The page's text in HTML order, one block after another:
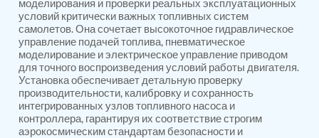
PSA Nitrogen Generation Plant
Dual Hydraulic Test System
Hydraulic Damper Test Bench Manufacturer
1000 Bar Hydraulic Proof Pressure Test Bench
Drive And Control Automation System
Main Rotor Actuator Test Rig
BMP Pump Test Rig
Refrigeration System
Heavy Duty Automatic Single Row Weapon
Disposal System
моделирования и проверки реальных эксплуатационных
условий критически важных топливных систем
самолетов. Она сочетает высокоточное гидравлическое
управление подачей топлива, пневматическое
моделирование и электрическое управление приводом
для точного воспроизведения условий работы двигателя.
Установка обеспечивает детальную проверку
производительности, калибровку и сохранность
интегрированных узлов топливного насоса и
контроллера, гарантируя их соответствие строгим
аэрокосмическим стандартам безопасности и